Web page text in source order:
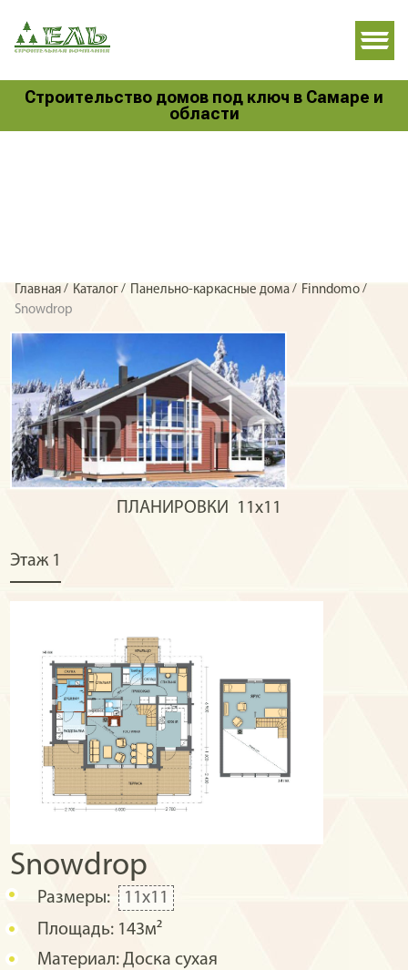
Строительство домов под ключ в Самаре и
области
Главная/ Каталог/ Панельно-каркасные дома/ Finndomo/
Snowdrop
ПЛАНИРОВКИ 11x11
Этаж 1
Snowdrop
Размеры:
11x11
Площадь: 143м²
Материал: Доска сухая